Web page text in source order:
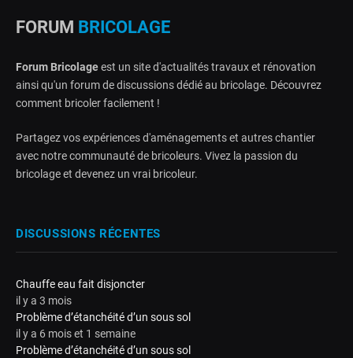
FORUM BRICOLAGE
Forum Bricolageest un site d'actualités travaux et rénovation
ainsi qu'un forum de discussions dédié au bricolage. Découvrez
comment bricoler facilement !
Partagez vos expériences d'aménagements et autres chantier
avec notre communauté de bricoleurs. Vivez la passion du
bricolage et devenez un vrai bricoleur.
DISCUSSIONS RÉCENTES
Chauffe eau fait disjoncter
il y a 3 mois
Problème d’étanchéité d’un sous sol
il y a 6 mois et 1 semaine
Problème d’étanchéité d’un sous sol